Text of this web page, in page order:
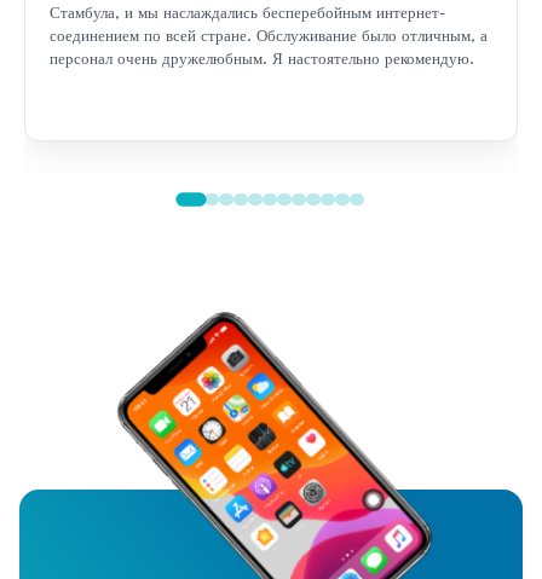
Стамбула, и мы наслаждались бесперебойным интернет-
соединением по всей стране. Обслуживание было отличным, а
персонал очень дружелюбным. Я настоятельно рекомендую.